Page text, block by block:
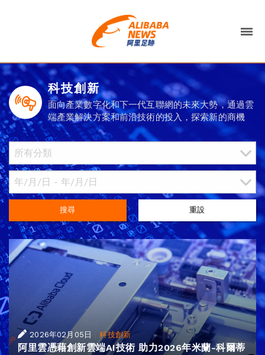
科技創新
面向產業數字化和下一代互聯網的未來大勢，通過雲
端產業解決方案和前沿技術的投入，探索新的商機
搜尋 重設
2026年02月05日 |科技創新
阿里雲憑藉創新雲端AI技術 助力2026年米蘭-科爾蒂